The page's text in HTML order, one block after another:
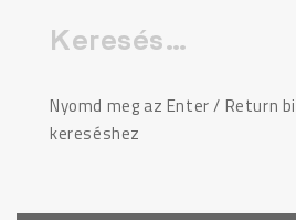
Keresés:
Nyomd meg az Enter / Return
kereséshez